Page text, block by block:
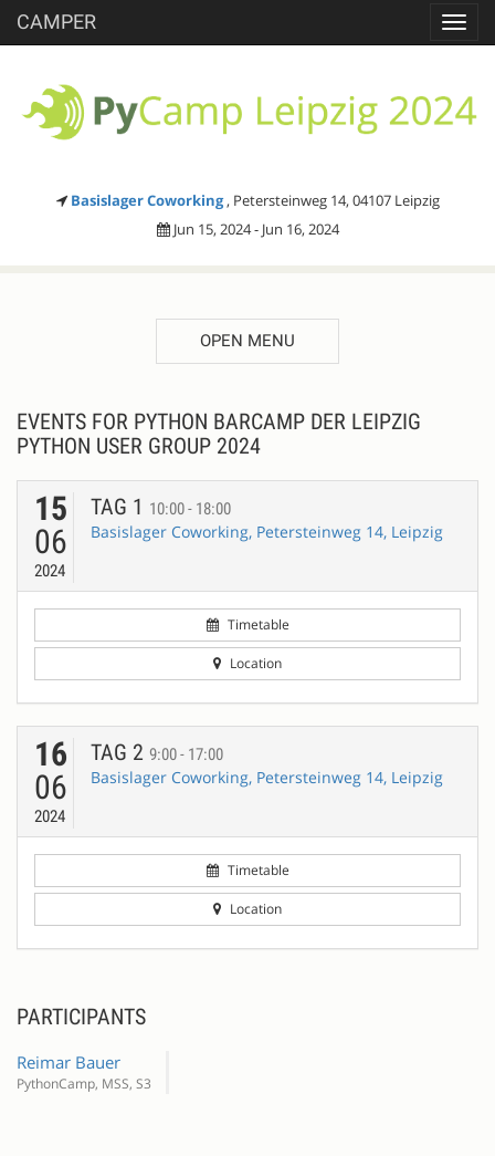
CAMPER
Basislager Coworking , Petersteinweg 14, 04107 Leipzig
Jun 15, 2024 - Jun 16, 2024
OPEN MENU
EVENTS FOR PYTHON BARCAMP DER LEIPZIG
PYTHON USER GROUP 2024
15
06
2024
TAG 1 10:00 - 18:00
Basislager Coworking, Petersteinweg 14, Leipzig
Timetable
Location
16
06
2024
TAG 2 9:00 - 17:00
Basislager Coworking, Petersteinweg 14, Leipzig
Timetable
Location
PARTICIPANTS
Reimar Bauer
PythonCamp, MSS, S3